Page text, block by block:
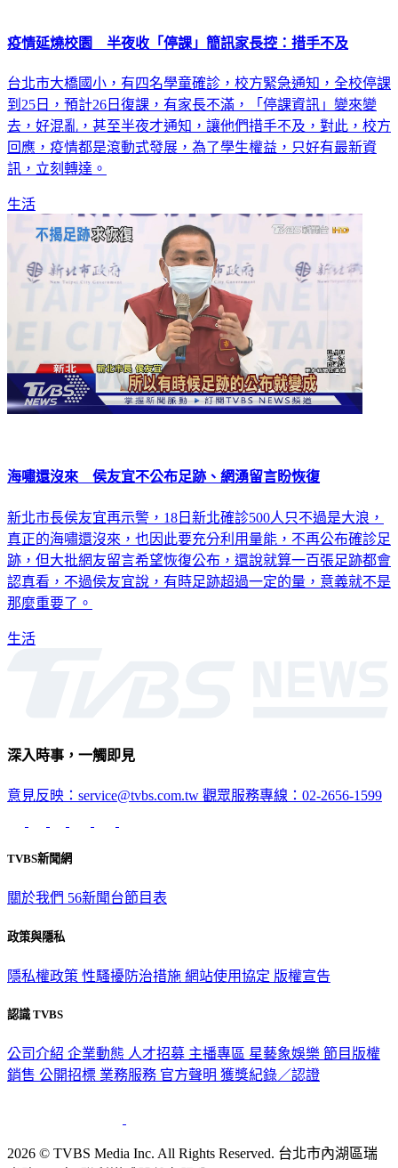
疫情延燒校園 半夜收「停課」簡訊家長控：措手不及
台北市大橋國小，有四名學童確診，校方緊急通知，全校停課
到25日，預計26日復課，有家長不滿，「停課資訊」變來變
去，好混亂，甚至半夜才通知，讓他們措手不及，對此，校方
回應，疫情都是滾動式發展，為了學生權益，只好有最新資
訊，立刻轉達。
生活
海嘯還沒來 侯友宜不公布足跡、網湧留言盼恢復
新北市長侯友宜再示警，18日新北確診500人只不過是大浪，
真正的海嘯還沒來，也因此要充分利用量能，不再公布確診足
跡，但大批網友留言希望恢復公布，還說就算一百張足跡都會
認真看，不過侯友宜說，有時足跡超過一定的量，意義就不是
那麼重要了。
生活
深入時事，一觸即見
意見反映：service@tvbs.com.tw 觀眾服務專線：02-2656-1599
TVBS新聞網
關於我們 56新聞台節目表
政策與隱私
隱私權政策 性騷擾防治措施 網站使用協定 版權宣告
認識 TVBS
公司介紹 企業動態 人才招募 主播專區 星藝象娛樂 節目版權
銷售 公開招標 業務服務 官方聲明 獲獎紀錄／認證
2026 © TVBS Media Inc. All Rights Reserved. 台北市內湖區瑞